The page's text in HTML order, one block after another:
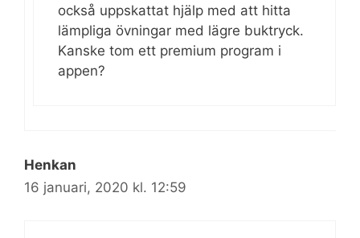
också uppskattat hjälp med att hitta
lämpliga övningar med lägre buktryck.
Kanske tom ett premium program i
appen?
Henkan
16 januari, 2020 kl. 12:59